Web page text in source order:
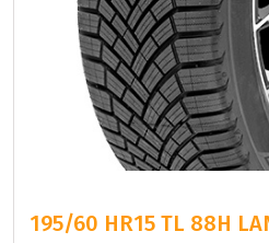
195/60 HR15 TL 88H